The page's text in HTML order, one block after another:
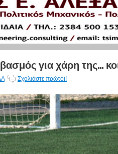
για χάρη της...
Σχολιάστε πρώτοι!